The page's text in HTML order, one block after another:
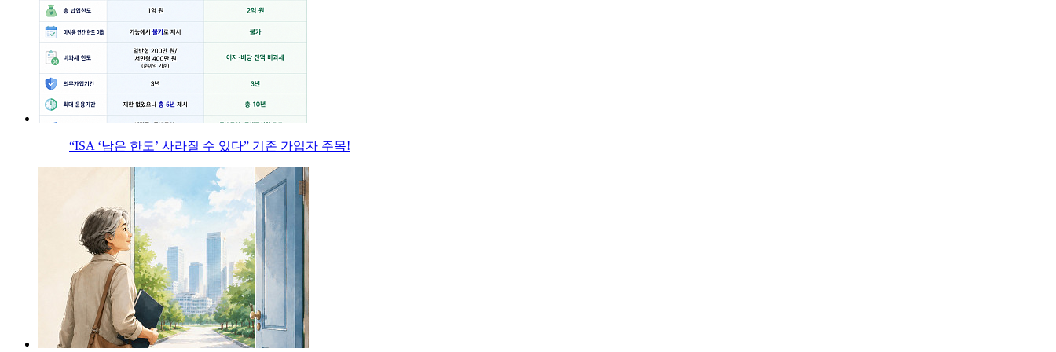
“ISA ‘남은 한도’ 사라질 수 있다” 기존 가입자 주목!